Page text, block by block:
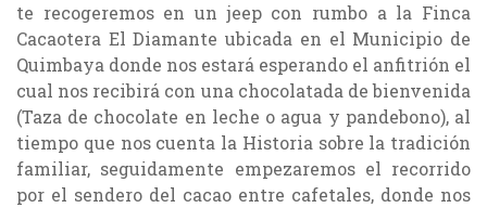
te recogeremos en un jeep con rumbo a la Finca
Cacaotera El Diamante ubicada en el Municipio de
Quimbaya donde nos estará esperando el anfitrión el
cual nos recibirá con una chocolatada de bienvenida
(Taza de chocolate en leche o agua y pandebono), al
tiempo que nos cuenta la Historia sobre la tradición
familiar, seguidamente empezaremos el recorrido
por el sendero del cacao entre cafetales, donde nos